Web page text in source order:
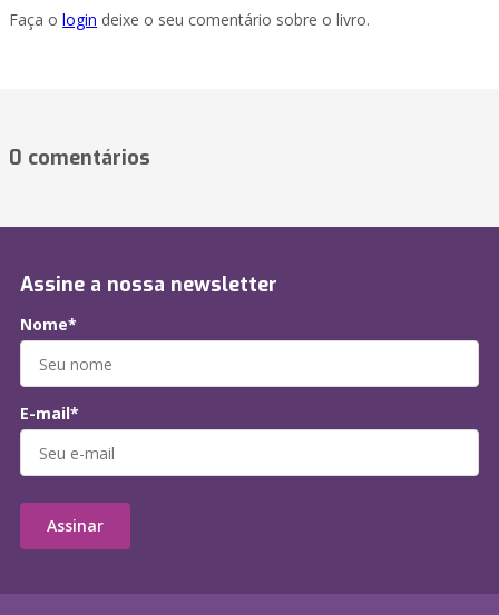
Faça o login deixe o seu comentário sobre o livro.
0 comentários
Assine a nossa newsletter
Nome*
E-mail*
Assinar